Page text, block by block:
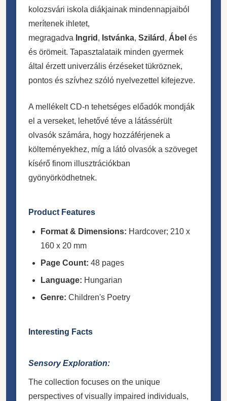
kolozsvári iskola diákjainak mindennapjaiból
merítenek ihletet,
megragadva Ingrid , Istvánka, Szilárd , Ábel és
és örömeit. Tapasztalataik minden gyermek
által érzett univerzális érzéseket tükröznek,
pontos és szívhez szóló nyelvezettel kifejezve.
A mellékelt CD-n tehetséges előadók mondják
el a verseket, lehetővé téve a látássérült
olvasók számára, hogy hozzáférjenek a
költeményekhez, míg a látó olvasók a szöveget
kísérő finom illusztrációkban
gyönyörködhetnek.
Product Features
Format & Dimensions: Hardcover; 210 x
160 x 20 mm
Page Count: 48 pages
Language: Hungarian
Genre: Children's Poetry
Interesting Facts
Sensory Exploration:
The collection focuses on the unique
perspectives of visually impaired individuals,